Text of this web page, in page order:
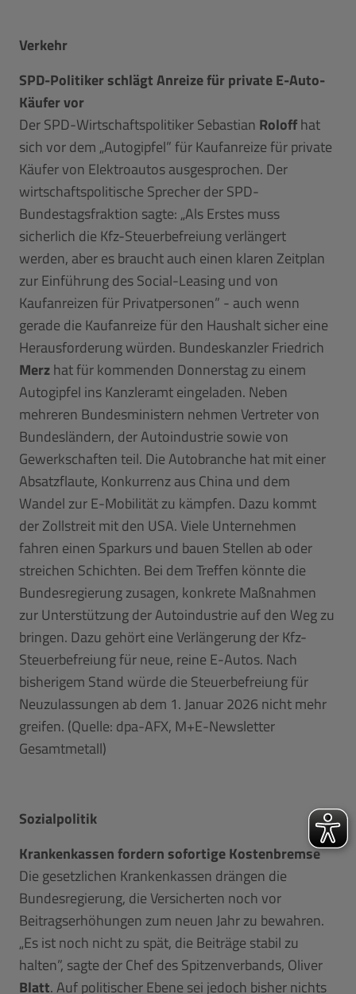
Verkehr
SPD-Politiker schlägt Anreize für private E-Auto-
Käufer vor
Der SPD-Wirtschaftspolitiker Sebastian Roloffhat
sich vor dem „Autogipfel” für Kaufanreize für private
Käufer von Elektroautos ausgesprochen. Der
wirtschaftspolitische Sprecher der SPD-
Bundestagsfraktion sagte: „Als Erstes muss
sicherlich die Kfz-Steuerbefreiung verlängert
werden, aber es braucht auch einen klaren Zeitplan
zur Einführung des Social-Leasing und von
Kaufanreizen für Privatpersonen” - auch wenn
gerade die Kaufanreize für den Haushalt sicher eine
Herausforderung würden. Bundeskanzler Friedrich
Merzhat für kommenden Donnerstag zu einem
Autogipfel ins Kanzleramt eingeladen. Neben
mehreren Bundesministern nehmen Vertreter von
Bundesländern, der Autoindustrie sowie von
Gewerkschaften teil. Die Autobranche hat mit einer
Absatzflaute, Konkurrenz aus China und dem
Wandel zur E-Mobilität zu kämpfen. Dazu kommt
der Zollstreit mit den USA. Viele Unternehmen
fahren einen Sparkurs und bauen Stellen ab oder
streichen Schichten. Bei dem Treffen könnte die
Bundesregierung zusagen, konkrete Maßnahmen
zur Unterstützung der Autoindustrie auf den Weg zu
bringen. Dazu gehört eine Verlängerung der Kfz-
Steuerbefreiung für neue, reine E-Autos. Nach
bisherigem Stand würde die Steuerbefreiung für
Neuzulassungen ab dem 1. Januar 2026 nicht mehr
greifen. (Quelle: dpa-AFX, M+E-Newsletter
Gesamtmetall)
Sozialpolitik
Krankenkassen fordern sofortige Kostenbremse
Die gesetzlichen Krankenkassen drängen die
Bundesregierung, die Versicherten noch vor
Beitragserhöhungen zum neuen Jahr zu bewahren.
„Es ist noch nicht zu spät, die Beiträge stabil zu
halten”, sagte der Chef des Spitzenverbands, Oliver
Blatt. Auf politischer Ebene sei jedoch bisher nichts